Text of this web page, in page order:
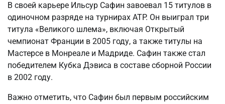
В своей карьере Ильсур Сафин завоевал 15 титулов в
одиночном разряде на турнирах ATP. Он выиграл три
титула «Великого шлема», включая Открытый
чемпионат Франции в 2005 году, а также титулы на
Мастерсе в Монреале и Мадриде. Сафин также стал
победителем Кубка Дэвиса в составе сборной России
в 2002 году.
Важно отметить, что Сафин был первым российским